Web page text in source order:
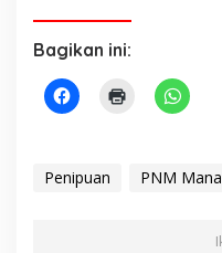
Bagikan ini:
Penipuan PNM